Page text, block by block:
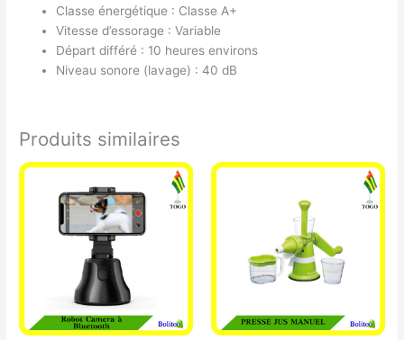
Classe énergétique : Classe A+
Vitesse d’essorage : Variable
Départ différé : 10 heures environs
Niveau sonore (lavage) : 40 dB
Produits similaires